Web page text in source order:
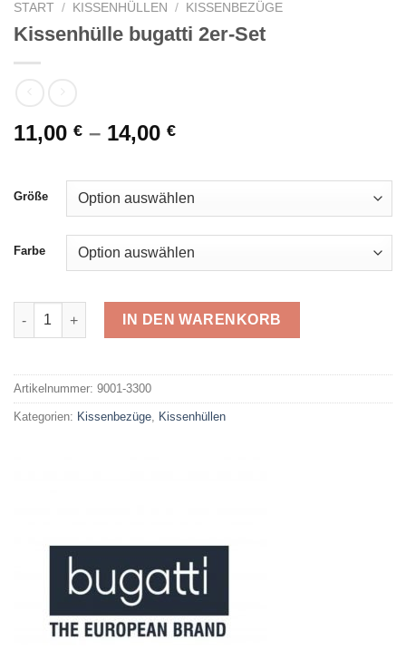
START / KISSENHÜLLEN / KISSENBEZÜGE
Kissenhülle bugatti 2er-Set
11,00 € – 14,00 €
Größe
Farbe
Kissenhülle bugatti 2er-Set Menge
IN DEN WARENKORB
Artikelnummer: 9001-3300
Kategorien: Kissenbezüge, Kissenhüllen